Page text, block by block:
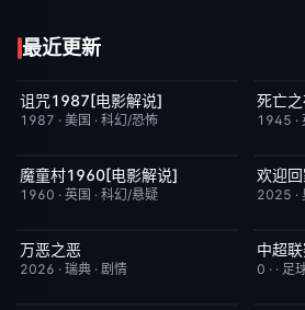
最近更新
已完结
诅咒1987[电影解说]
1987 · 美国 · 科幻/恐怖
已完结
死亡
1945 ·
已完结
魔童村1960[电影解说]
1960 · 英国 · 科幻/悬疑
今日
欢迎
2025 ·
今日更新
万恶之恶
2026 · 瑞典 · 剧情
已完结
0 · · 足